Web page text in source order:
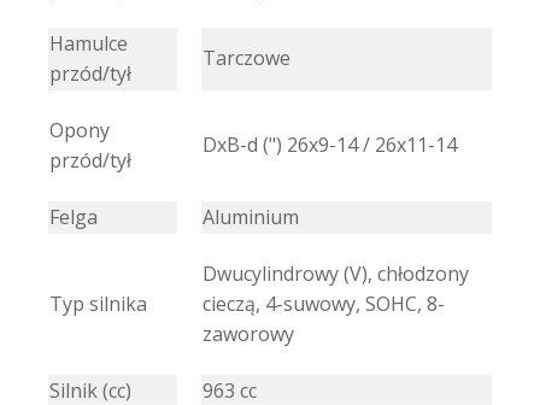
Hamulce
przód/tył
Tarczowe
Opony
przód/tył
DxB-d (") 26x9-14 / 26x11-14
Felga Aluminium
Typ silnika
Dwucylindrowy (V), chłodzony
cieczą, 4-suwowy, SOHC, 8-
zaworowy
Silnik (cc) 963 cc